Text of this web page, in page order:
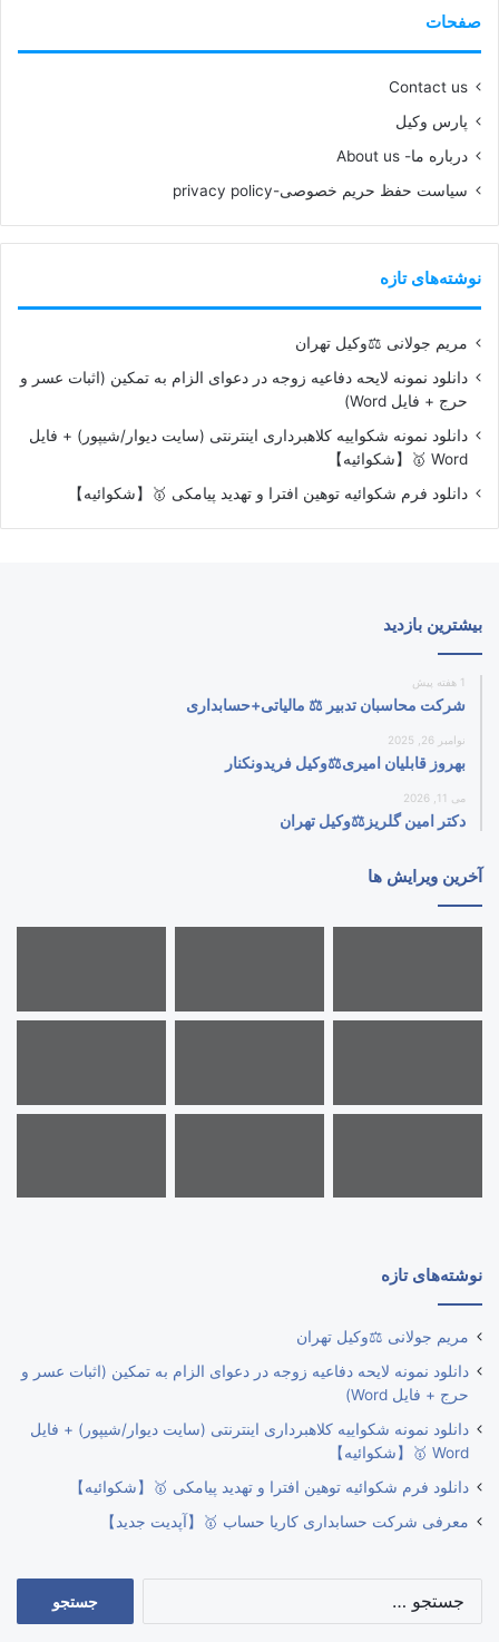
صفحات
Contact us
پارس وکیل
درباره ما- About us
سیاست حفظ حریم خصوصی-privacy policy
نوشته‌های تازه
مریم جولانی ⚖️وکیل تهران
دانلود نمونه لایحه دفاعیه زوجه در دعوای الزام به تمکین (اثبات عسر و
حرج + فایل Word)
دانلود نمونه شکواییه کلاهبرداری اینترنتی (سایت دیوار/شیپور) + فایل
Word 🥇【شکوائیه】
دانلود فرم شکوائیه توهین افترا و تهدید پیامکی 🥇【شکوائیه】
بیشترین بازدید
1 هفته پیش
شرکت محاسبان تدبیر ⚖️ مالیاتی+حسابداری
نوامبر 26, 2025
بهروز قابلیان امیری⚖️وکیل فریدونکنار
می 11, 2026
دکتر امین گلریز⚖️وکیل تهران
آخرین ویرایش ها
نوشته‌های تازه
مریم جولانی ⚖️وکیل تهران
دانلود نمونه لایحه دفاعیه زوجه در دعوای الزام به تمکین (اثبات عسر و
حرج + فایل Word)
دانلود نمونه شکواییه کلاهبرداری اینترنتی (سایت دیوار/شیپور) + فایل
Word 🥇【شکوائیه】
دانلود فرم شکوائیه توهین افترا و تهدید پیامکی 🥇【شکوائیه】
معرفی شرکت حسابداری کاریا حساب 🥇【آپدیت جدید】